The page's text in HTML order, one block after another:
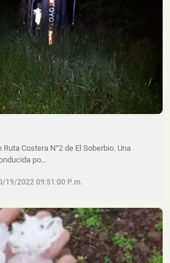
Costera N°2 de El Soberbio. Una
po…
19/2022 09:51:00 P. M.